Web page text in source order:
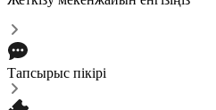
Тапсырыс пікірі